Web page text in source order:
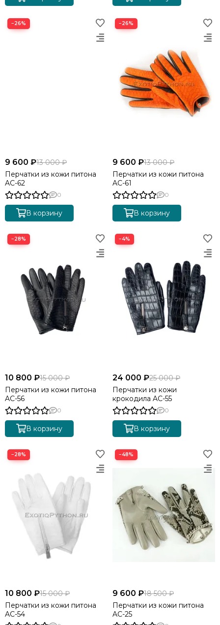
−26%
9 600 ₽13 000 ₽
Перчатки из кожи питона
AC-62
0
В корзину
−26%
9 600 ₽13 000 ₽
Перчатки из кожи питона
AC-61
0
В корзину
−28%
10 800 ₽15 000 ₽
Перчатки из кожи питона
AC-56
0
В корзину
−4%
24 000 ₽25 000 ₽
Перчатки из кожи
крокодила AC-55
0
В корзину
−28%
10 800 ₽15 000 ₽
Перчатки из кожи питона
AC-54
−48%
9 600 ₽18 500 ₽
Перчатки из кожи питона
AC-25